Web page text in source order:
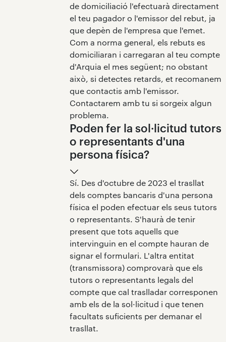
de domiciliació l'efectuarà directament
el teu pagador o l'emissor del rebut, ja
que depèn de l'empresa que l'emet.
Com a norma general, els rebuts es
domiciliaran i carregaran al teu compte
d'Arquia el mes següent; no obstant
això, si detectes retards, et recomanem
que contactis amb l'emissor.
Contactarem amb tu si sorgeix algun
problema.
Poden fer la sol·licitud tutors
o representants d'una
persona física?
Sí. Des d'octubre de 2023 el trasllat
dels comptes bancaris d'una persona
física el poden efectuar els seus tutors
o representants. S'haurà de tenir
present que tots aquells que
intervinguin en el compte hauran de
signar el formulari. L'altra entitat
(transmissora) comprovarà que els
tutors o representants legals del
compte que cal traslladar corresponen
amb els de la sol·licitud i que tenen
facultats suficients per demanar el
trasllat.